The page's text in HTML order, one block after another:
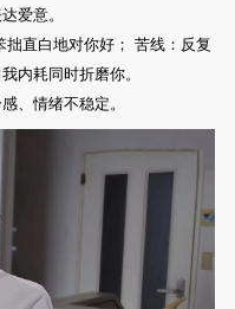
爱意。
直白地对你好； 苦线：反复
内耗同时折磨你。
、情绪不稳定。